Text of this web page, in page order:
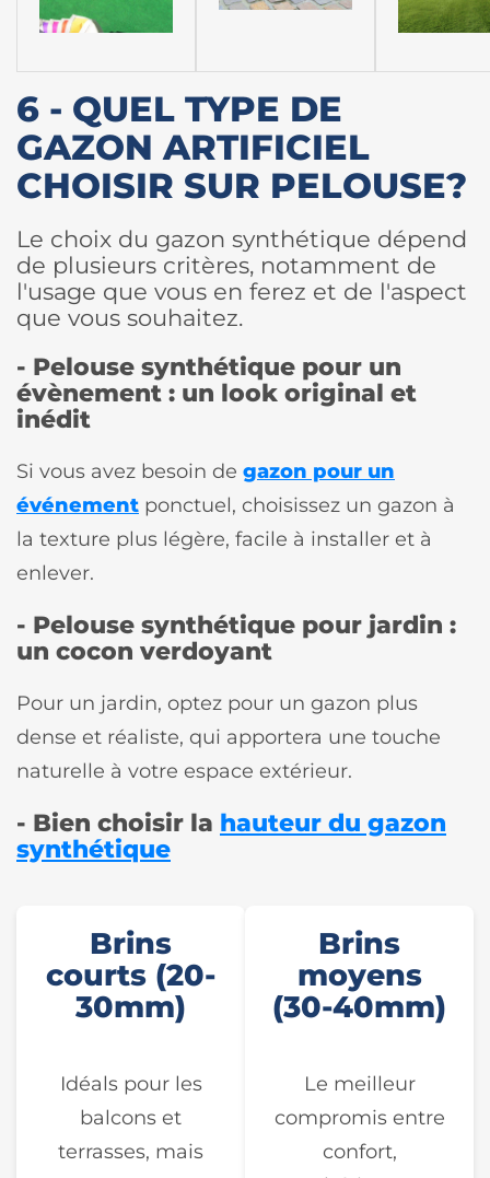
6 - QUEL TYPE DE
GAZON ARTIFICIEL
CHOISIR SUR PELOUSE?
Le choix du gazon synthétique dépend
de plusieurs critères, notamment de
l'usage que vous en ferez et de l'aspect
que vous souhaitez.
- Pelouse synthétique pour un
évènement : un look original et
inédit
Si vous avez besoin de gazon pour un
événement ponctuel, choisissez un gazon à
la texture plus légère, facile à installer et à
enlever.
- Pelouse synthétique pour jardin :
un cocon verdoyant
Pour un jardin, optez pour un gazon plus
dense et réaliste, qui apportera une touche
naturelle à votre espace extérieur.
- Bien choisir la hauteur du gazon
synthétique
Brins
courts (20-
30mm)
Idéals pour les
balcons et
terrasses, mais
Brins
moyens
(30-40mm)
Le meilleur
compromis entre
confort,